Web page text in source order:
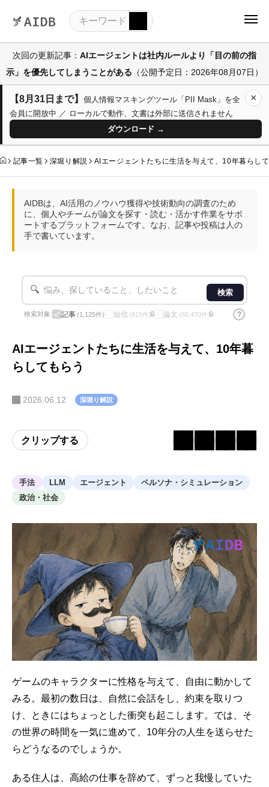
次回の更新記事： AIエージェントは社内ルールより「目の前の指
示」を優先してしまうことがある （公開予定日：2026年08月07日）
【8月31日まで】 個人情報マスキングツール「PII Mask」を全
会員に開放中 ／ ローカルで動作、文書は外部に送信されません
ダウンロード →
×
記事一覧 深堀り解説 AIエージェントたちに生活を与えて、10年暮らし
AIDBは、AI活用のノウハウ獲得や技術動向の調査のため
に、個人やチームが論文を探す・読む・活かす作業をサポ
ートするプラットフォームです。なお、記事や投稿は人の
手で書いています。
🔍 検索
検索対象: 記事(1,125件) 短信 (815件)🔒 論文 (55,470件)🔒 ?
AIエージェントたちに生活を与えて、10年暮
らしてもらう
2026.06.12 深堀り解説
クリップする
手法 LLM エージェント
ペルソナ・シミュレーション
政治・社会
ゲームのキャラクターに性格を与えて、自由に動かして
みる。最初の数日は、自然に会話をし、約束を取りつ
け、ときにはちょっとした衝突も起こします。では、そ
の世界の時間を一気に進めて、10年分の人生を送らせた
らどうなるのでしょうか。
ある住人は、高給の仕事を辞めて、ずっと我慢していた